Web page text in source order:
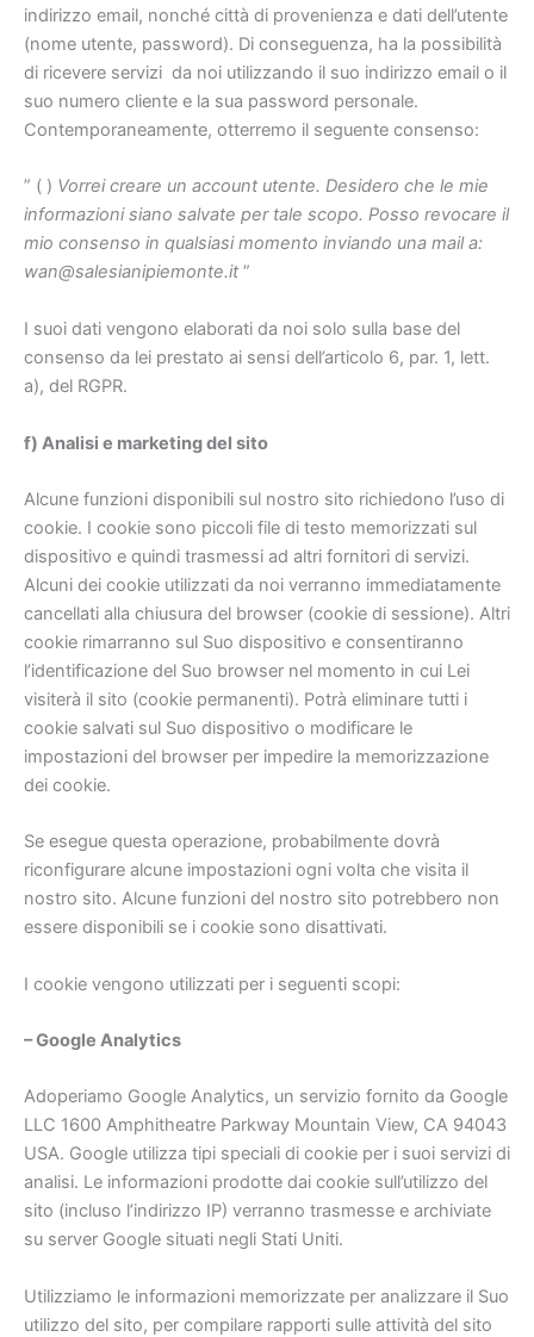
indirizzo email, nonché città di provenienza e dati dell’utente
(nome utente, password). Di conseguenza, ha la possibilità
di ricevere servizi da noi utilizzando il suo indirizzo email o il
suo numero cliente e la sua password personale.
Contemporaneamente, otterremo il seguente consenso:
” ( ) Vorrei creare un account utente. Desidero che le mie
informazioni siano salvate per tale scopo. Posso revocare il
mio consenso in qualsiasi momento inviando una mail a:
wan@salesianipiemonte.it ”
I suoi dati vengono elaborati da noi solo sulla base del
consenso da lei prestato ai sensi dell’articolo 6, par. 1, lett.
a), del RGPR.
f) Analisi e marketing del sito
Alcune funzioni disponibili sul nostro sito richiedono l’uso di
cookie. I cookie sono piccoli file di testo memorizzati sul
dispositivo e quindi trasmessi ad altri fornitori di servizi.
Alcuni dei cookie utilizzati da noi verranno immediatamente
cancellati alla chiusura del browser (cookie di sessione). Altri
cookie rimarranno sul Suo dispositivo e consentiranno
l’identificazione del Suo browser nel momento in cui Lei
visiterà il sito (cookie permanenti). Potrà eliminare tutti i
cookie salvati sul Suo dispositivo o modificare le
impostazioni del browser per impedire la memorizzazione
dei cookie.
Se esegue questa operazione, probabilmente dovrà
riconfigurare alcune impostazioni ogni volta che visita il
nostro sito. Alcune funzioni del nostro sito potrebbero non
essere disponibili se i cookie sono disattivati.
I cookie vengono utilizzati per i seguenti scopi:
– Google Analytics
Adoperiamo Google Analytics, un servizio fornito da Google
LLC 1600 Amphitheatre Parkway Mountain View, CA 94043
USA. Google utilizza tipi speciali di cookie per i suoi servizi di
analisi. Le informazioni prodotte dai cookie sull’utilizzo del
sito (incluso l’indirizzo IP) verranno trasmesse e archiviate
su server Google situati negli Stati Uniti.
Utilizziamo le informazioni memorizzate per analizzare il Suo
utilizzo del sito, per compilare rapporti sulle attività del sito